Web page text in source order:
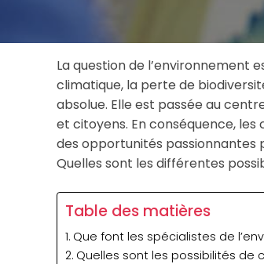
La question de l’environnement
climatique, la perte de
absolue. Elle est passée au
et citoyens. En conséquence,
des opportunités passionnantes
Quelles sont les différentes
Table des matières
Que font les spécialistes de
Quelles sont les possibilités de